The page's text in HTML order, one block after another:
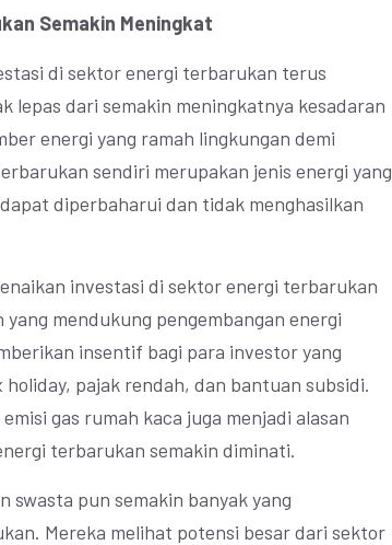
Semakin Meningkat
di sektor energi terbarukan terus
lepas dari semakin meningkatnya kesadaran
energi yang ramah lingkungan demi
sendiri merupakan jenis energi yang
diperbaharui dan tidak menghasilkan
investasi di sektor energi terbarukan
mendukung pengembangan energi
insentif bagi para investor yang
pajak rendah, dan bantuan subsidi.
gas rumah kaca juga menjadi alasan
terbarukan semakin diminati.
swasta pun semakin banyak yang
Mereka melihat potensi besar dari sektor